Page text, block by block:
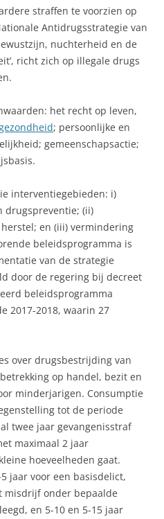
straffen te voorzien op
Antidrugsstrategie van
nuchterheid en de
richt zich op illegale drugs
het recht op leven,
; persoonlijke en
gemeenschapsactie;
interventiegebieden: i)
drugspreventie; (ii)
en (iii) vermindering
beleidsprogramma is
van de strategie
door de regering bij decreet
beleidsprogramma
2017-2018, waarin 27
over drugsbestrijding van
op handel, bezit en
minderjarigen. Consumptie
tot de periode
twee jaar gevangenisstraf
maximaal 2 jaar
hoeveelheden gaat.
jaar voor een basisdelict,
misdrijf onder bepaalde
en 5-10 en 5-15 jaar